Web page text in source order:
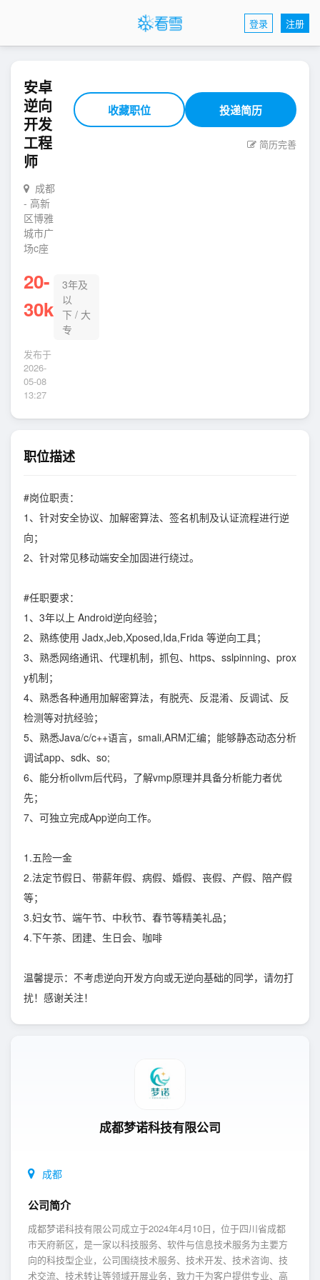
登录 注册
安卓
逆向
开发
工程
师
成都
- 高新
区博雅
城市广
场c座
20-
30k
3年及
以
下 / 大
专
发布于
2026-
05-08
13:27
收藏职位 投递简历
简历完善
职位描述
#岗位职责：
1、针对安全协议、加解密算法、签名机制及认证流程进行逆
向；
2、针对常见移动端安全加固进行绕过。
#任职要求：
1、3年以上 Android逆向经验；
2、熟练使用 Jadx,Jeb,Xposed,Ida,Frida 等逆向工具；
3、熟悉网络通讯、代理机制，抓包、https、sslpinning、prox
y机制；
4、熟悉各种通用加解密算法，有脱壳、反混淆、反调试、反
检测等对抗经验；
5、熟悉Java/c/c++语言，smali,ARM汇编；能够静态动态分析
调试app、sdk、so;
6、能分析ollvm后代码，了解vmp原理并具备分析能力者优
先；
7、可独立完成App逆向工作。
1.五险一金
2.法定节假日、带薪年假、病假、婚假、丧假、产假、陪产假
等；
3.妇女节、端午节、中秋节、春节等精美礼品；
4.下午茶、团建、生日会、咖啡
温馨提示：不考虑逆向开发方向或无逆向基础的同学，请勿打
扰！感谢关注！
成都梦诺科技有限公司
成都
公司简介
成都梦诺科技有限公司成立于2024年4月10日，位于四川省成都
市天府新区，是一家以科技服务、软件与信息技术服务为主要方
向的科技型企业，公司围绕技术服务、技术开发、技术咨询、技
术交流、技术转让等领域开展业务，致力于为客户提供专业、高